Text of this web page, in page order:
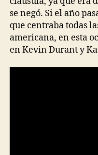
se negó. Si el año
que centraba todas
americana, en esta
en Kevin Durant y